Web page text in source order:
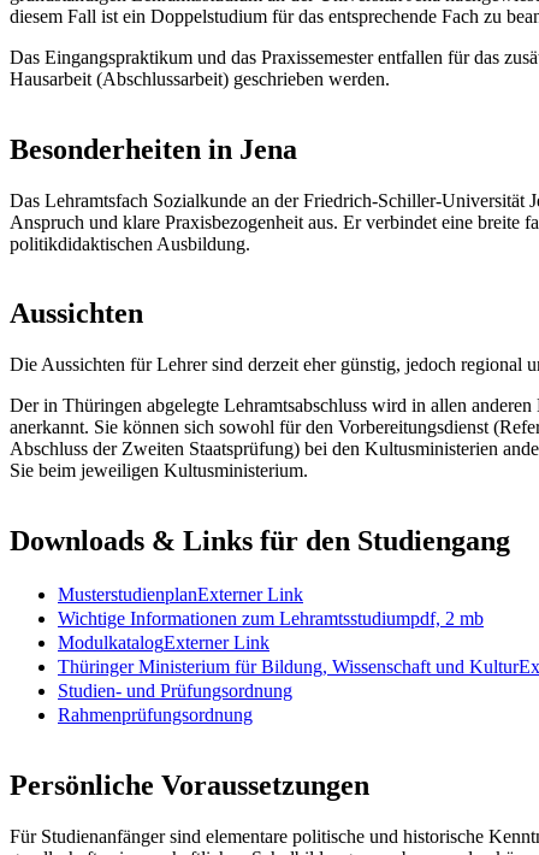
diesem Fall ist ein Doppelstudium für das entsprechende Fach zu
Das Eingangspraktikum und das Praxissemester entfallen für das
Hausarbeit (Abschlussarbeit) geschrieben werden.
Besonderheiten in Jena
Das Lehramtsfach Sozialkunde an der Friedrich-Schiller-Universität
Anspruch und klare Praxisbezogenheit aus. Er verbindet eine breite
politikdidaktischen Ausbildung.
Aussichten
Die Aussichten für Lehrer sind derzeit eher günstig, jedoch regional
Der in Thüringen abgelegte Lehramtsabschluss wird in allen
anerkannt. Sie können sich sowohl für den Vorbereitungsdienst
Abschluss der Zweiten Staatsprüfung) bei den Kultusministerien
Sie beim jeweiligen Kultusministerium.
Downloads & Links für den Studiengang
MusterstudienplanExterner Link
Wichtige Informationen zum Lehramtsstudiumpdf, 2 mb
ModulkatalogExterner Link
Thüringer Ministerium für Bildung, Wissenschaft und Kultur
Studien- und Prüfungsordnung
Rahmenprüfungsordnung
Persönliche Voraussetzungen
Für Studienanfänger sind elementare politische und historische